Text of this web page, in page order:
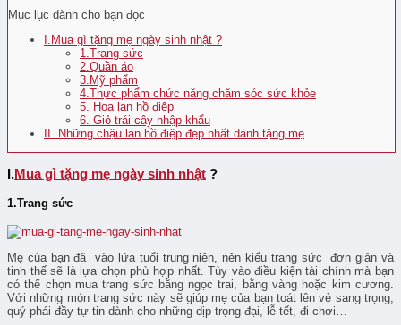
Mục lục dành cho bạn đọc
I.Mua gì tặng mẹ ngày sinh nhật ?
1.Trang sức
2.Quần áo
3.Mỹ phẩm
4.Thực phẩm chức năng chăm sóc sức khỏe
5. Hoa lan hồ điệp
6. Giỏ trái cây nhập khẩu
II. Những chậu lan hồ điệp đẹp nhất dành tặng mẹ
I.Mua gì tặng mẹ ngày sinh nhật ?
1.Trang sức
Mẹ của bạn đã vào lứa tuổi trung niên, nên kiểu trang sức đơn giản và
tinh thế sẽ là lựa chọn phù hợp nhất. Tùy vào điều kiện tài chính mà bạn
có thể chọn mua trang sức bằng ngọc trai, bằng vàng hoặc kim cương.
Với những món trang sức này sẽ giúp mẹ của bạn toát lên vẻ sang trọng,
quý phái đầy tự tin dành cho những dịp trọng đại, lễ tết, đi chơi…